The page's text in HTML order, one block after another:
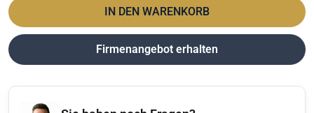
IN DEN WARENKORB
Firmenangebot erhalten